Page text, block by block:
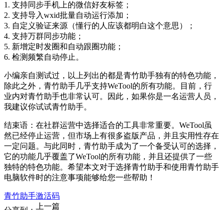
1. 支持同步手机上的微信好友标签；
2. 支持导入wxid批量自动运行添加；
3. 自定义验证来源（懂行的人应该都明白这个意思）；
4. 支持万群同步功能；
5. 新增定时发圈和自动跟圈功能；
6. 检测频繁自动停止。
小编亲自测试过，以上列出的都是青竹助手独有的特色功能，
除此之外，青竹助手几乎支持WeTool的所有功能。目前，行
业内对青竹助手也非常认可。因此，如果你是一名运营人员，
我建议你试试青竹助手。
结束语：在社群运营中选择适合的工具非常重要。WeTool虽
然已经停止运营，但市场上有很多盗版产品，并且实用性存在
一定问题。与此同时，青竹助手成为了一个备受认可的选择，
它的功能几乎覆盖了WeTool的所有功能，并且还提供了一些
独特的特色功能。希望本文对于选择青竹助手和使用青竹助手
电脑软件时的注意事项能够给您一些帮助！
青竹助手激活码
上一篇